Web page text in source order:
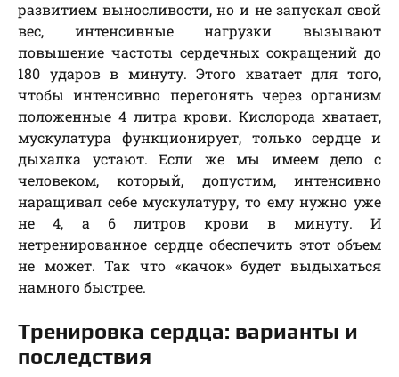
развитием выносливости, но и не запускал свой
вес, интенсивные нагрузки вызывают
повышение частоты сердечных сокращений до
180 ударов в минуту. Этого хватает для того,
чтобы интенсивно перегонять через организм
положенные 4 литра крови. Кислорода хватает,
мускулатура функционирует, только сердце и
дыхалка устают. Если же мы имеем дело с
человеком, который, допустим, интенсивно
наращивал себе мускулатуру, то ему нужно уже
не 4, а 6 литров крови в минуту. И
нетренированное сердце обеспечить этот объем
не может. Так что «качок» будет выдыхаться
намного быстрее.
Тренировка сердца: варианты и
последствия